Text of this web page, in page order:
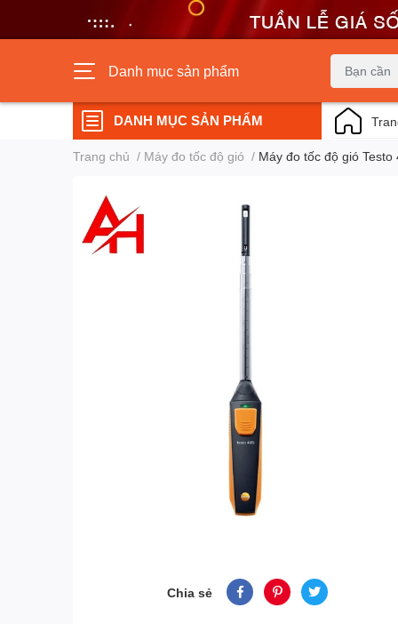
Danh mục sản phẩm
DANH MỤC SẢN PHẨM
Trang chủ / Máy đo tốc độ gió / Máy đo tốc độ gió
Chia sẻ